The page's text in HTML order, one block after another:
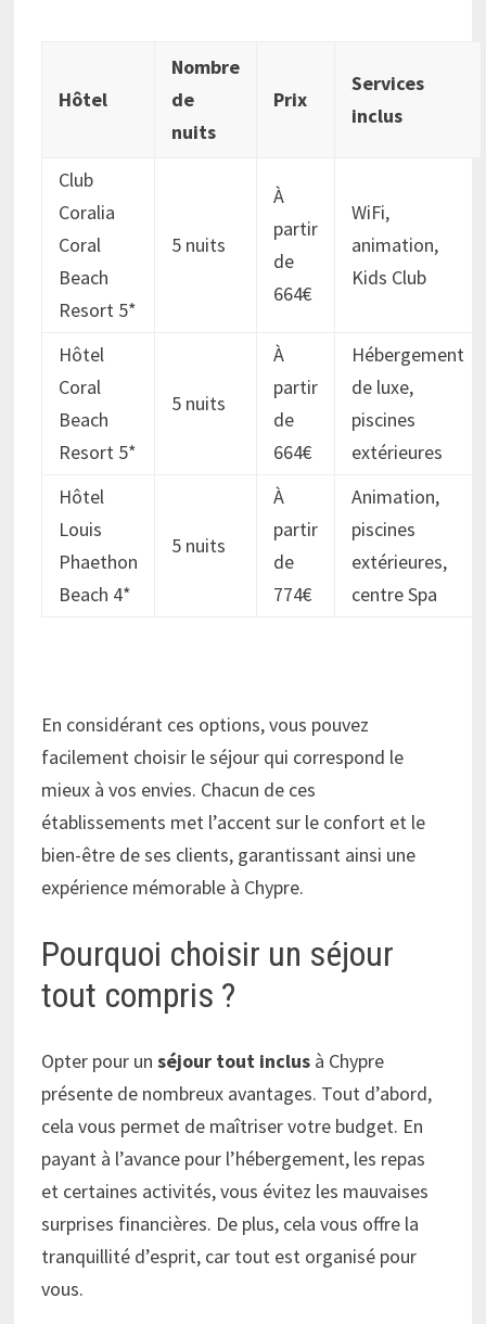
Hôtel
Nombre
de
nuits
Prix
Services
inclus
Club
Coralia
Coral
Beach
Resort 5*
5 nuits
À
partir
de
664€
WiFi,
animation,
Kids Club
Hôtel
Coral
Beach
Resort 5*
5 nuits
À
partir
de
664€
Hébergement
de luxe,
piscines
extérieures
Hôtel
Louis
Phaethon
Beach 4*
5 nuits
À
partir
de
774€
Animation,
piscines
extérieures,
centre Spa
En considérant ces options, vous pouvez
facilement choisir le séjour qui correspond le
mieux à vos envies. Chacun de ces
établissements met l’accent sur le confort et le
bien-être de ses clients, garantissant ainsi une
expérience mémorable à Chypre.
Pourquoi choisir un séjour
tout compris ?
Opter pour unséjour tout inclus à Chypre
présente de nombreux avantages. Tout d’abord,
cela vous permet de maîtriser votre budget. En
payant à l’avance pour l’hébergement, les repas
et certaines activités, vous évitez les mauvaises
surprises financières. De plus, cela vous offre la
tranquillité d’esprit, car tout est organisé pour
vous.